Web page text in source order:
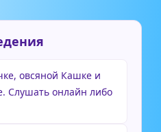
овсяной Кашке и
Слушать онлайн либо